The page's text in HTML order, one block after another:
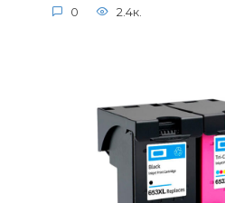
0 2.4к.